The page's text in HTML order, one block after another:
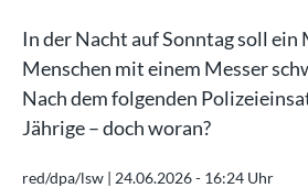
In der Nacht auf Sonntag soll ein
Menschen mit einem Messer
Nach dem folgenden
Jährige – doch woran?
red/dpa/lsw | 24.06.2026 - 16:24 Uhr